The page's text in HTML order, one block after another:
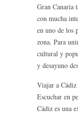
Gran Canaria
con mucha
en uno de los
zona. Para
cultural y
y desayuno
Viajar a Cádiz
Escuchar en
Cádiz es una